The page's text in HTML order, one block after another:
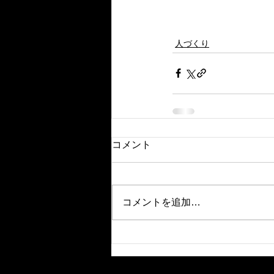
人づくり
コメント
コメントを追加…